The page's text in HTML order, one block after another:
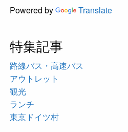
Powered by Translate
特集記事
路線バス・高速バス
アウトレット
観光
ランチ
東京ドイツ村